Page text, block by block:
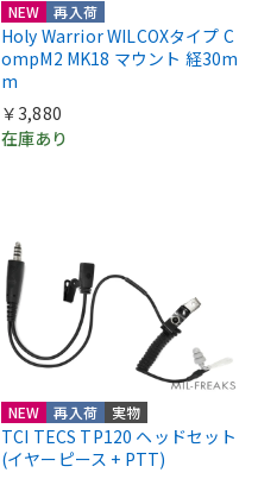
NEW 再入荷
Holy Warrior WILCOXタイプ C
ompM2 MK18 マウント 経30m
m
￥3,880
在庫あり
NEW 再入荷 実物
TCI TECS TP120 ヘッドセット
(イヤーピース + PTT)